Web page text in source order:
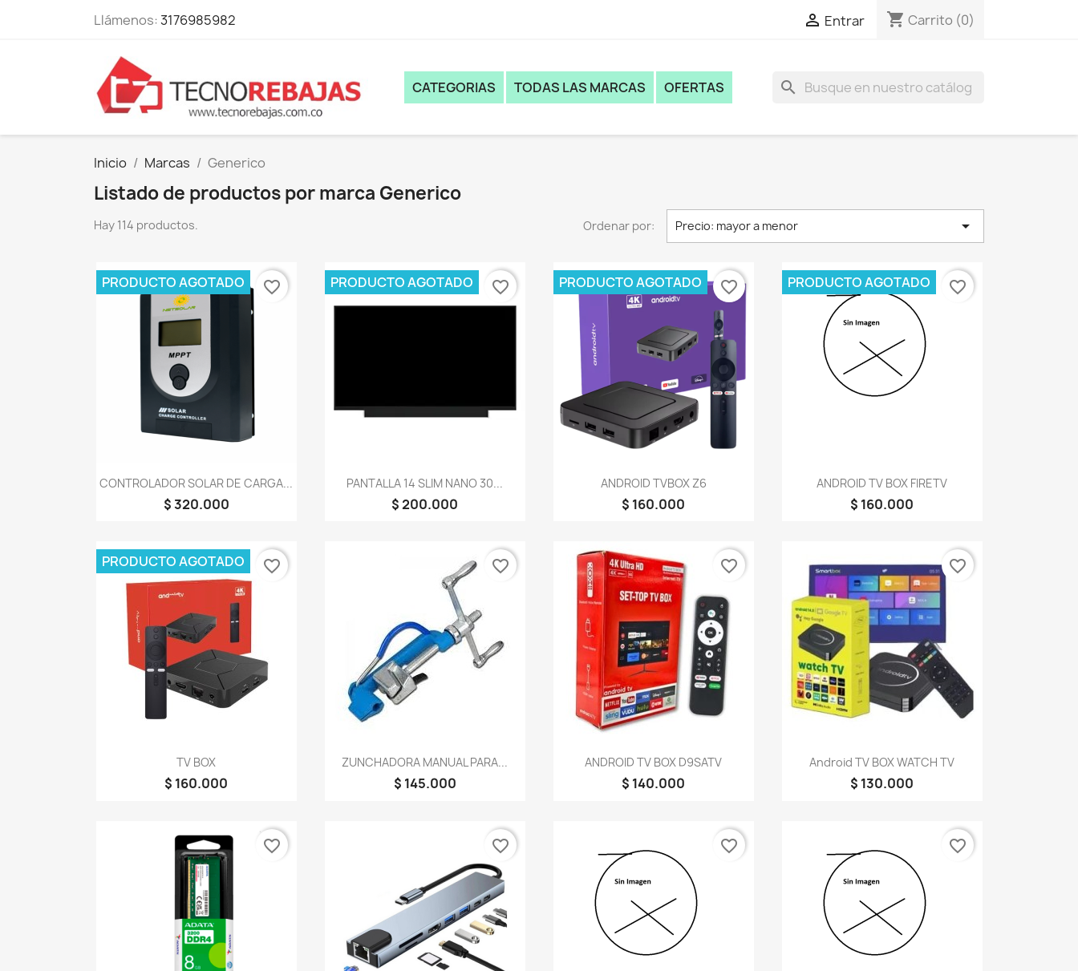
Llámenos:3176985982  Entrar shopping_cart Carrito (0)
CATEGORIAS TODAS LAS MARCAS OFERTAS search
Inicio Marcas Generico
Listado de productos por marca Generico
Hay 114 productos. Ordenar por: Precio: mayor a menor 
Vista rápida
CONTROLADOR SOLAR DE CARGA...
$ 320.000
PRODUCTO AGOTADO favorite_border
Vista rápida
PANTALLA 14 SLIM NANO 30...
$ 200.000
PRODUCTO AGOTADO favorite_border
Vista rápida
ANDROID TVBOX Z6
$ 160.000
PRODUCTO AGOTADO favorite_border
Vista rápida
ANDROID TV BOX FIRETV
$ 160.000
PRODUCTO AGOTADO favorite_border
Vista rápida
TV BOX
$ 160.000
PRODUCTO AGOTADO favorite_border
Vista rápida
ZUNCHADORA MANUAL PARA...
$ 145.000
favorite_border
Vista rápida
ANDROID TV BOX D9SATV
$ 140.000
favorite_border
Vista rápida
Android TV BOX WATCH TV
$ 130.000
favorite_border
favorite_border favorite_border favorite_border favorite_border